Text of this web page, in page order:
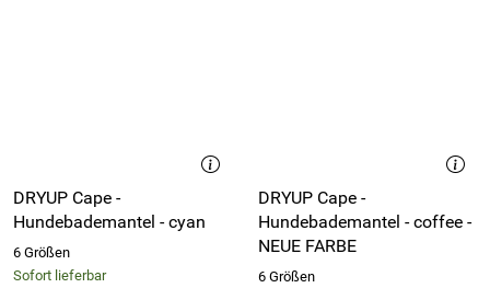
DRYUP Cape -
Hundebademantel - cyan
6 Größen
Sofort lieferbar
DRYUP Cape -
Hundebademantel - coffee -
NEUE FARBE
6 Größen